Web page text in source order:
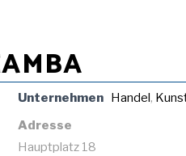
Unternehmen Handel ,
Adresse
Hauptplatz 18